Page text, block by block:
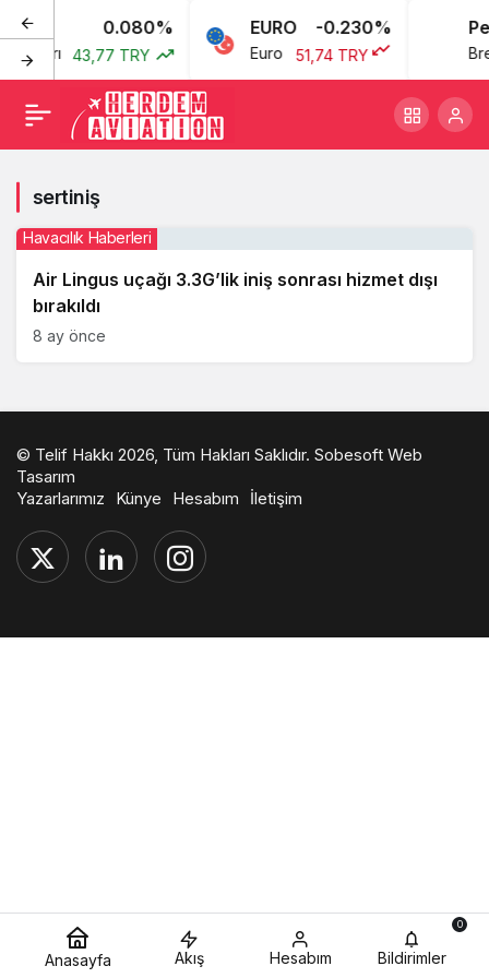
0.080%
Doları 43,77 TRY
EURO -0.230%
Euro 51,74 TRY
sertiniş
Air Lingus uçağı 3.3G’lik iniş sonrası hizmet dışı
bırakıldı
Havacılık Haberleri
8 ay önce
© Telif Hakkı 2026, Tüm Hakları Saklıdır. Sobesoft Web
Tasarım
Yazarlarımız
Künye Hesabım İletişim
Anasayfa Akış Hesabım Bildirimler
0